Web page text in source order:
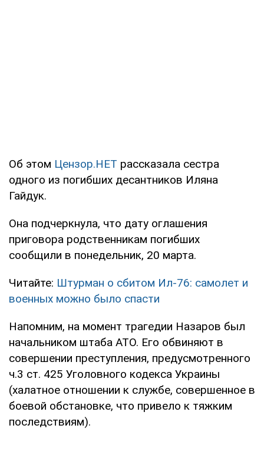
Об этом Цензор.НЕТ рассказала сестра
одного из погибших десантников Иляна
Гайдук.
Она подчеркнула, что дату оглашения
приговора родственникам погибших
сообщили в понедельник, 20 марта.
Читайте: Штурман о сбитом Ил-76: самолет и
военных можно было спасти
Напомним, на момент трагедии Назаров был
начальником штаба АТО. Его обвиняют в
совершении преступления, предусмотренного
ч.3 ст. 425 Уголовного кодекса Украины
(халатное отношении к службе, совершенное в
боевой обстановке, что привело к тяжким
последствиям).